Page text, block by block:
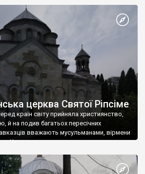
язичник, став Василем-християнином.
Русі. На честь Херсонесу Таврійського
церква Святої Ріпсіме
країн світу прийняла християнство,
й на подив багатьох пересічних
кавказців вважають мусульманами, вірмени
Христа